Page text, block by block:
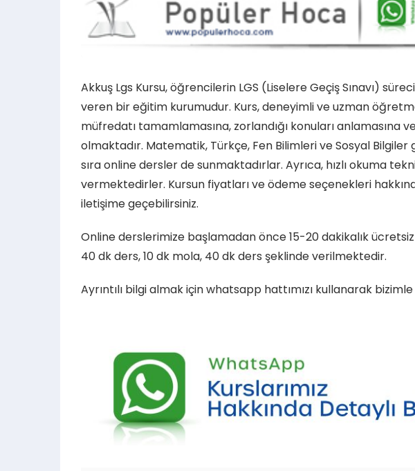
Akkuş Lgs Kursu, öğrencilerin LGS (Liselere Geçiş Sınavı)
veren bir eğitim kurumudur. Kurs, deneyimli ve uzman
müfredatı tamamlamasına, zorlandığı konuları anlamasına
olmaktadır. Matematik, Türkçe, Fen Bilimleri ve Sosyal Bilgiler
sıra online dersler de sunmaktadırlar. Ayrıca, hızlı okuma
vermektedirler. Kursun fiyatları ve ödeme seçenekleri
iletişime geçebilirsiniz.
Online derslerimize başlamadan önce 15-20 dakikalık
40 dk ders, 10 dk mola, 40 dk ders şeklinde verilmektedir.
Ayrıntılı bilgi almak için whatsapp hattımızı kullanarak